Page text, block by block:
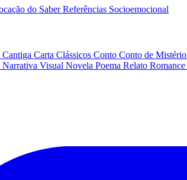
do SaberReferências Socioemocional
Cantiga Carta Clássicos Conto Conto de Mistério
Narrativa Visual Novela Poema Relato Romance